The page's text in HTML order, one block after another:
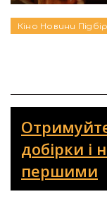
Кіно Новини
Отримуйте
добірки і
першими